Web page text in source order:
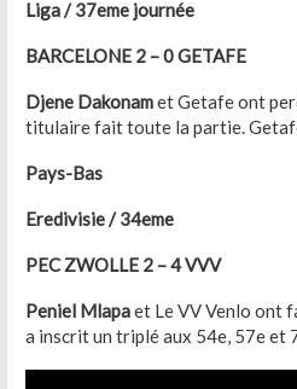
Liga / 37eme journée
BARCELONE 2 – 0 GETAFE
Djene Dakonamet Getafe ont
titulaire fait toute la partie.
Pays-Bas
Eredivisie / 34eme
PEC ZWOLLE 2 – 4 VVV
Peniel Mlapaet Le VV Venlo ont
a inscrit un triplé aux 54e, 57e et